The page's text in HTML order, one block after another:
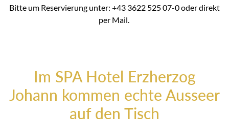
Bitte um Reservierung unter: +43 3622 525 07-0 oder direkt
per Mail.
Im SPA Hotel Erzherzog
Johann kommen echte Ausseer
auf den Tisch